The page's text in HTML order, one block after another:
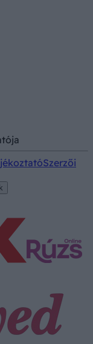
Szerzői